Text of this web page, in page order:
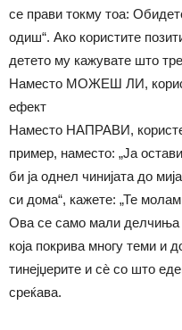
се прави токму тоа:
одиш“. Ако користите
детето му кажувате што
Наместо МОЖЕШ ЛИ,
ефект
Наместо НАПРАВИ,
пример, наместо: „Ја
би ја однел чинијата до
си дома“, кажете: „Те молам
Ова се само мали делчиња
која покрива многу теми и
тинејџерите и сѐ со што
среќава.